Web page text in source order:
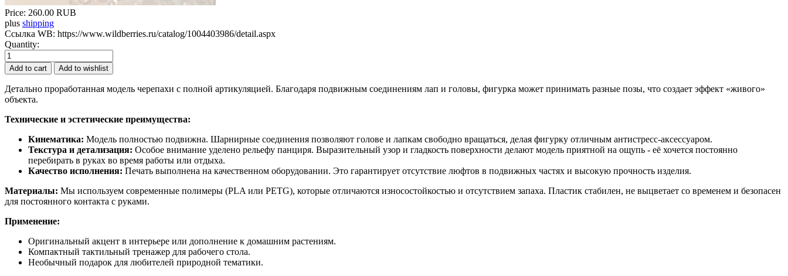
Price: 260.00 RUB
plus shipping
Ссылка WB: https://www.wildberries.ru/catalog/1004403986/detail.aspx
Quantity:
Детально проработанная модель черепахи с полной артикуляцией. Благодаря подвижным соединениям лап и головы, фигурка может принимать разные позы, что создает эффект «живого»
объекта.
Технические и эстетические преимущества:
Кинематика: Модель полностью подвижна. Шарнирные соединения позволяют голове и лапкам свободно вращаться, делая фигурку отличным антистресс-аксессуаром.
Текстура и детализация: Особое внимание уделено рельефу панциря. Выразительный узор и гладкость поверхности делают модель приятной на ощупь - её хочется постоянно
перебирать в руках во время работы или отдыха.
Качество исполнения: Печать выполнена на качественном оборудовании. Это гарантирует отсутствие люфтов в подвижных частях и высокую прочность изделия.
Материалы: Мы используем современные полимеры (PLA или PETG), которые отличаются износостойкостью и отсутствием запаха. Пластик стабилен, не выцветает со временем и безопасен
для постоянного контакта с руками.
Применение:
Оригинальный акцент в интерьере или дополнение к домашним растениям.
Компактный тактильный тренажер для рабочего стола.
Необычный подарок для любителей природной тематики.